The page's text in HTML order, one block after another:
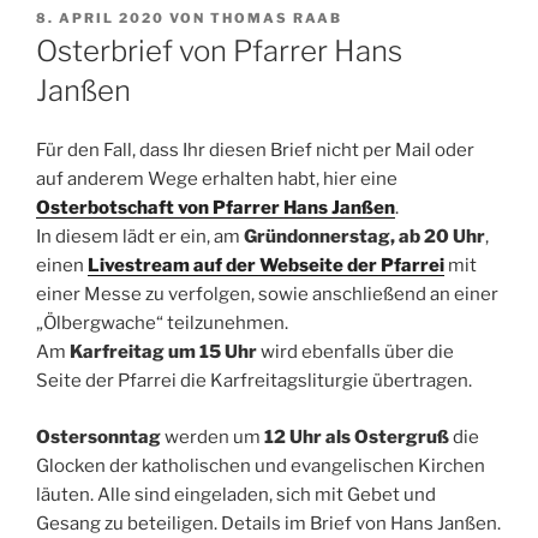
VERÖFFENTLICHT
AM
8. APRIL 2020 VON THOMAS RAAB
Osterbrief von Pfarrer Hans
Janßen
Für den Fall, dass Ihr diesen Brief nicht per Mail oder
auf anderem Wege erhalten habt, hier eine
Osterbotschaft von Pfarrer Hans Janßen.
In diesem lädt er ein, am Gründonnerstag, ab 20 Uhr,
einen Livestream auf der Webseite der Pfarrei mit
einer Messe zu verfolgen, sowie anschließend an einer
„Ölbergwache“ teilzunehmen.
Am Karfreitag um 15 Uhrwird ebenfalls über die
Seite der Pfarrei die Karfreitagsliturgie übertragen.
Ostersonntagwerden um 12 Uhr als Ostergrußdie
Glocken der katholischen und evangelischen Kirchen
läuten. Alle sind eingeladen, sich mit Gebet und
Gesang zu beteiligen. Details im Brief von Hans Janßen.